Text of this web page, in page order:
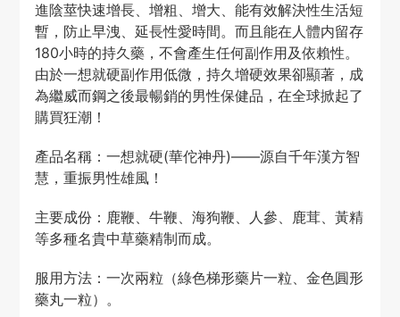
進陰莖快速增長、增粗、增大、能有效解決性生活短
暫，防止早洩、延長性愛時間。而且能在人體内留存
180小時的持久藥，不會產生任何副作用及依賴性。
由於一想就硬副作用低微，持久增硬效果卻顯著，成
為繼威而鋼之後最暢銷的男性保健品，在全球掀起了
購買狂潮！
產品名稱：一想就硬(華佗神丹)——源自千年漢方智
慧，重振男性雄風！
主要成份：鹿鞭、牛鞭、海狗鞭、人參、鹿茸、黃精
等多種名貴中草藥精制而成。
服用方法：一次兩粒（綠色梯形藥片一粒、金色圓形
藥丸一粒）。